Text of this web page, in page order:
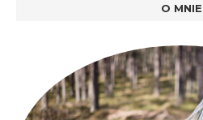
O MNIE